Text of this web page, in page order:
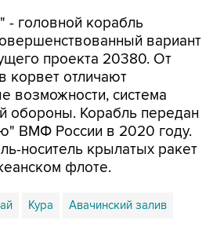
- головной корабль
вариант
проекта 20380. От
корвет отличают
возможности, система
обороны. Корабль передан
ВМФ России в 2020 году.
носитель крылатых ракет
флоте.
Кура Авачинский залив